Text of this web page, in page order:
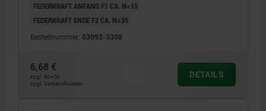
FEDERKRAFT ANFANG F1 CA. N=15
FEDERKRAFT ENDE F2 CA. N=35
Bestellnummer: 03092-3308
6,68 €
zzgl. MwSt.
zzgl. Versandkosten
DETAILS